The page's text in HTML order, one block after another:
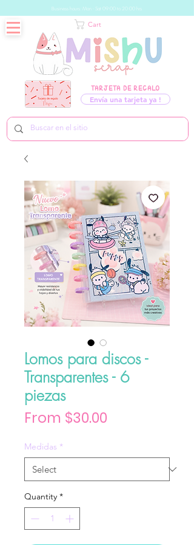
Business hours: Mon - Sat 09:00 to 20:00 hrs
TARJETA DE REGALO
Envía una tarjeta ya !
Cart
Lomos para discos -
Transparentes - 6
piezas
From $30.00
Medidas *
Quantity *